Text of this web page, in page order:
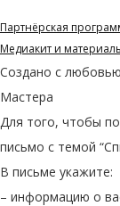
Партнёрская
Медиакит и
Создано с любовью
Мастера
Для того, чтобы
письмо с темой
В письме укажите:
– информацию о